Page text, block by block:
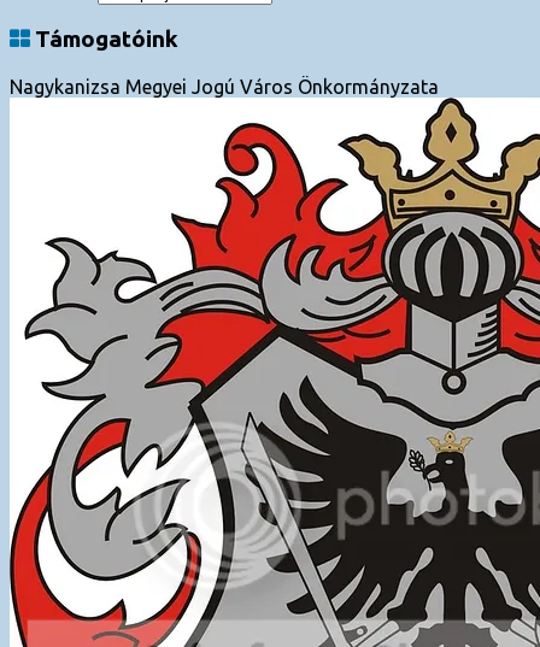
Támogatóink
Nagykanizsa Megyei Jogú Város Önkormányzata